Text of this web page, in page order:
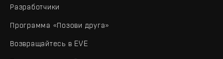
Разработчики
Программа «Позови друга»
Возвращайтесь в EVE